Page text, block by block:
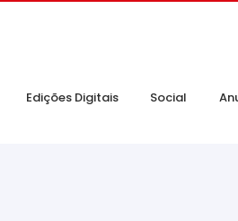
Edições Digitais Social